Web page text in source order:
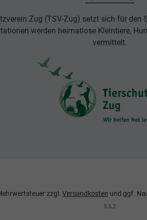
Zug (TSV-Zug) setzt sich für den
werden heimatlose Kleintiere,
vermittelt.
zzgl. Versandkosten und ggf.
3.5.2